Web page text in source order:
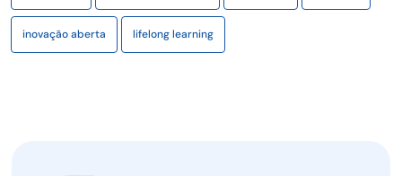
inovação aberta lifelong learning